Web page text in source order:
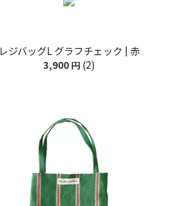
レジバッグL グラフチェック | 赤
3,900 円 (2)